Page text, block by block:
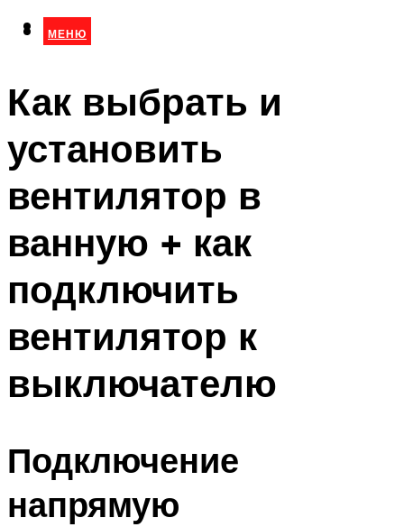
МЕНЮ
МЕНЮ
Как выбрать и
установить
вентилятор в
ванную + как
подключить
вентилятор к
выключателю
Подключение
напрямую